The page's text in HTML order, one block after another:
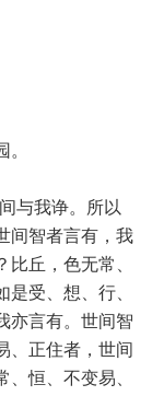
与我诤。所以
间智者言有，我
丘，色无常、
受、想、行、
亦言有。世间智
、正住者，世间
恒、不变易、